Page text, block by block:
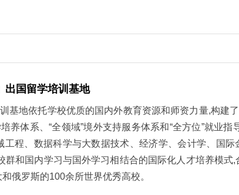
出国留学培训基地
基地依托学校优质的国内外教育资源和师资力量,构建了
养体系、“全领域”境外支持服务体系和“全方位”就业指
工程、数据科学与大数据技术、经济学、会计学、国际
群和国内学习与国外学习相结合的国际化人才培养模式,
俄罗斯的100余所世界优秀高校。